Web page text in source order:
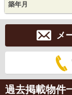
築年月
メ
過去掲載物件